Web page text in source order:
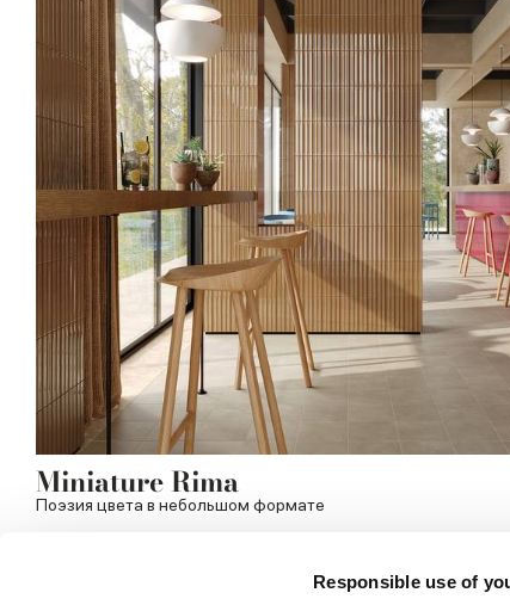
Responsible use of
Miniature Rima
Поэзия цвета в небольшом формате